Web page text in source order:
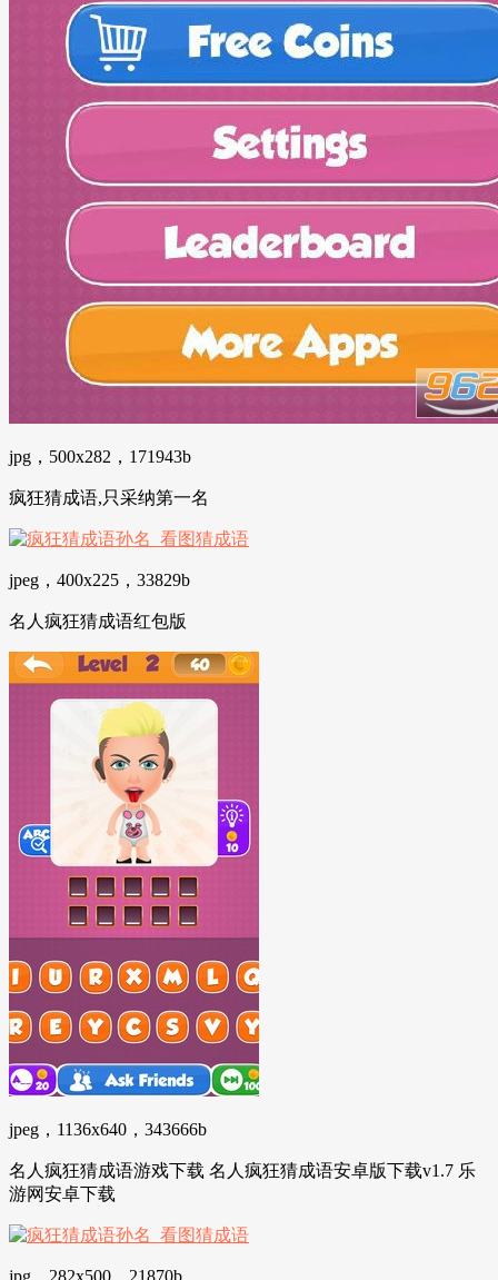
jpg，500x282，171943b
疯狂猜成语,只采纳第一名
jpeg，400x225，33829b
名人疯狂猜成语红包版
jpeg，1136x640，343666b
名人疯狂猜成语游戏下载 名人疯狂猜成语安卓版下载v1.7 乐
游网安卓下载
jpg，282x500，21870b